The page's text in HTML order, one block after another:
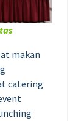
makan
catering